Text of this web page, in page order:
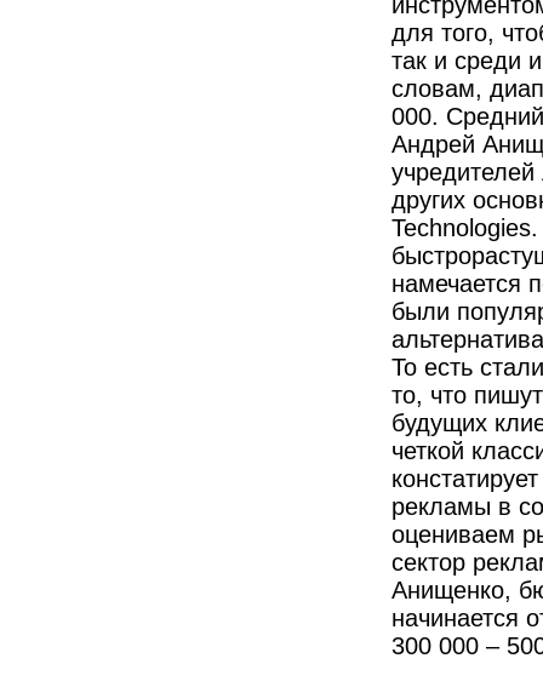
для того,
так и среди
словам,
000.
Андрей
других
намечается
были
То есть
то, что
будущих
четкой
рекламы в
оцениваем
сектор
Анищенко,
начинается
300 000 –